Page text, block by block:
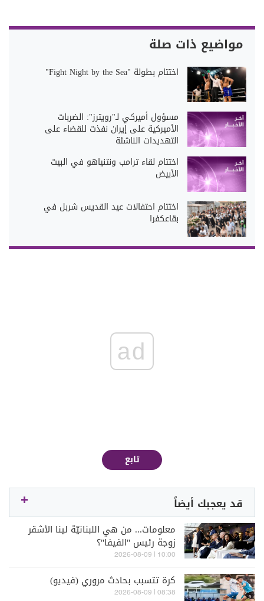
مواضيع ذات صلة
اختتام بطولة "Fight Night by the Sea"
مسؤول أميركي لـ"رويترز": الضربات
الأميركية على إيران نفذت للقضاء على
التهديدات الناشئة
اختتام لقاء ترامب ونتنياهو في البيت
الأبيض
اختتام احتفالات عيد القديس شربل في
بقاعكفرا
ad
تابع
قد يعجبك أيضاً
معلومات... من هي اللبنانيّة لينا الأشقر
زوجة رئيس "الفيفا"؟
10:00 | 2026-08-09
كرة تتسبب بحادث مروري (فيديو)
08:38 | 2026-08-09